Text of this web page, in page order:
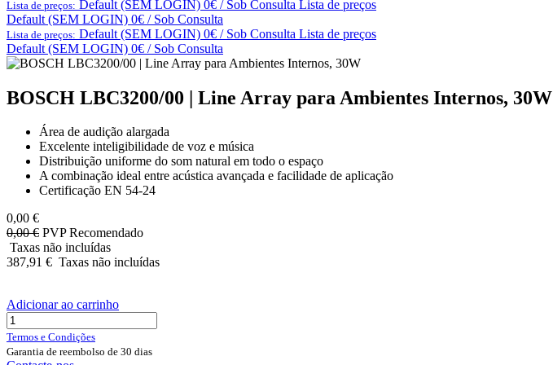
Lista de preços: Default (SEM LOGIN) 0€ / Sob Consulta Lista de preços
Default (SEM LOGIN) 0€ / Sob Consulta
Lista de preços: Default (SEM LOGIN) 0€ / Sob Consulta Lista de preços
Default (SEM LOGIN) 0€ / Sob Consulta
BOSCH LBC3200/00 | Line Array para Ambientes Internos, 30W
Área de audição alargada
Excelente inteligibilidade de voz e música
Distribuição uniforme do som natural em todo o espaço
A combinação ideal entre acústica avançada e facilidade de aplicação
Certificação EN 54‑24
0,00 €
0,00€ PVP Recomendado
Taxas não incluídas
387,91 € Taxas não incluídas
Adicionar ao carrinho
Termos e Condições
Garantia de reembolso de 30 dias